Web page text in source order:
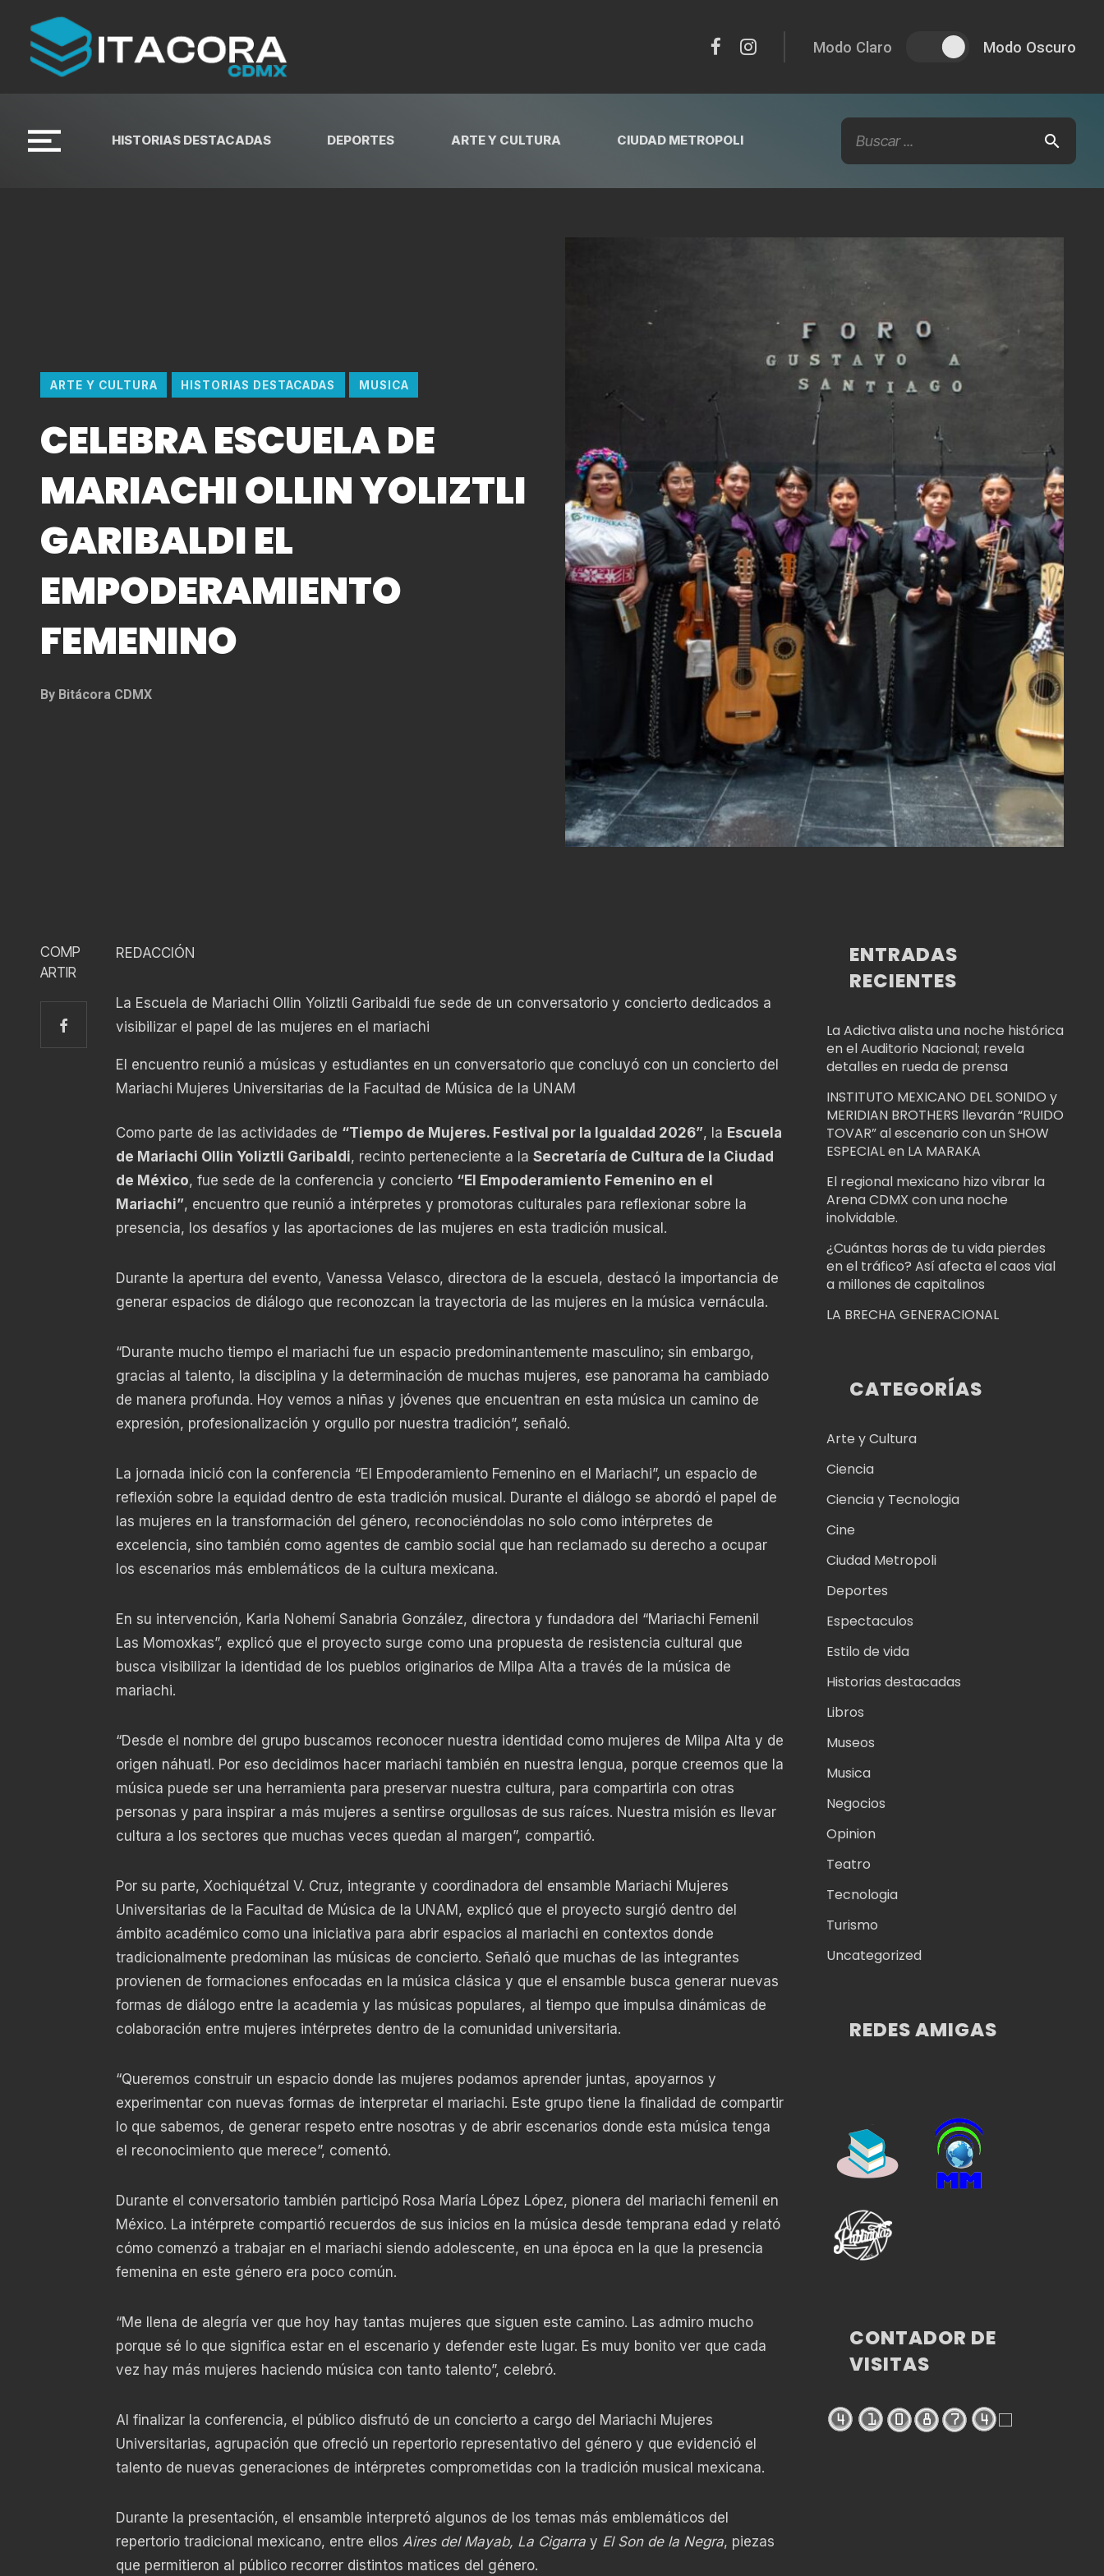
Modo Claro Modo Oscuro
HISTORIAS DESTACADAS DEPORTES ARTE Y CULTURA CIUDAD METROPOLI
ARTE Y CULTURA HISTORIAS DESTACADAS MUSICA
CELEBRA ESCUELA DE
MARIACHI OLLIN YOLIZTLI
GARIBALDI EL
EMPODERAMIENTO
FEMENINO
By Bitácora CDMX
COMP
ARTIR
REDACCIÓN
La Escuela de Mariachi Ollin Yoliztli Garibaldi fue sede de un conversatorio y concierto dedicados a
visibilizar el papel de las mujeres en el mariachi
El encuentro reunió a músicas y estudiantes en un conversatorio que concluyó con un concierto del
Mariachi Mujeres Universitarias de la Facultad de Música de la UNAM
Como parte de las actividades de “Tiempo de Mujeres. Festival por la Igualdad 2026”, la Escuela
de Mariachi Ollin Yoliztli Garibaldi, recinto perteneciente a la Secretaría de Cultura de la Ciudad
de México, fue sede de la conferencia y concierto “El Empoderamiento Femenino en el
Mariachi”, encuentro que reunió a intérpretes y promotoras culturales para reflexionar sobre la
presencia, los desafíos y las aportaciones de las mujeres en esta tradición musical.
Durante la apertura del evento, Vanessa Velasco, directora de la escuela, destacó la importancia de
generar espacios de diálogo que reconozcan la trayectoria de las mujeres en la música vernácula.
“Durante mucho tiempo el mariachi fue un espacio predominantemente masculino; sin embargo,
gracias al talento, la disciplina y la determinación de muchas mujeres, ese panorama ha cambiado
de manera profunda. Hoy vemos a niñas y jóvenes que encuentran en esta música un camino de
expresión, profesionalización y orgullo por nuestra tradición”, señaló.
La jornada inició con la conferencia “El Empoderamiento Femenino en el Mariachi”, un espacio de
reflexión sobre la equidad dentro de esta tradición musical. Durante el diálogo se abordó el papel de
las mujeres en la transformación del género, reconociéndolas no solo como intérpretes de
excelencia, sino también como agentes de cambio social que han reclamado su derecho a ocupar
los escenarios más emblemáticos de la cultura mexicana.
En su intervención, Karla Nohemí Sanabria González, directora y fundadora del “Mariachi Femenil
Las Momoxkas”, explicó que el proyecto surge como una propuesta de resistencia cultural que
busca visibilizar la identidad de los pueblos originarios de Milpa Alta a través de la música de
mariachi.
“Desde el nombre del grupo buscamos reconocer nuestra identidad como mujeres de Milpa Alta y de
origen náhuatl. Por eso decidimos hacer mariachi también en nuestra lengua, porque creemos que la
música puede ser una herramienta para preservar nuestra cultura, para compartirla con otras
personas y para inspirar a más mujeres a sentirse orgullosas de sus raíces. Nuestra misión es llevar
cultura a los sectores que muchas veces quedan al margen”, compartió.
Por su parte, Xochiquétzal V. Cruz, integrante y coordinadora del ensamble Mariachi Mujeres
Universitarias de la Facultad de Música de la UNAM, explicó que el proyecto surgió dentro del
ámbito académico como una iniciativa para abrir espacios al mariachi en contextos donde
tradicionalmente predominan las músicas de concierto. Señaló que muchas de las integrantes
provienen de formaciones enfocadas en la música clásica y que el ensamble busca generar nuevas
formas de diálogo entre la academia y las músicas populares, al tiempo que impulsa dinámicas de
colaboración entre mujeres intérpretes dentro de la comunidad universitaria.
“Queremos construir un espacio donde las mujeres podamos aprender juntas, apoyarnos y
experimentar con nuevas formas de interpretar el mariachi. Este grupo tiene la finalidad de compartir
lo que sabemos, de generar respeto entre nosotras y de abrir escenarios donde esta música tenga
el reconocimiento que merece”, comentó.
Durante el conversatorio también participó Rosa María López López, pionera del mariachi femenil en
México. La intérprete compartió recuerdos de sus inicios en la música desde temprana edad y relató
cómo comenzó a trabajar en el mariachi siendo adolescente, en una época en la que la presencia
femenina en este género era poco común.
“Me llena de alegría ver que hoy hay tantas mujeres que siguen este camino. Las admiro mucho
porque sé lo que significa estar en el escenario y defender este lugar. Es muy bonito ver que cada
vez hay más mujeres haciendo música con tanto talento”, celebró.
Al finalizar la conferencia, el público disfrutó de un concierto a cargo del Mariachi Mujeres
Universitarias, agrupación que ofreció un repertorio representativo del género y que evidenció el
talento de nuevas generaciones de intérpretes comprometidas con la tradición musical mexicana.
Durante la presentación, el ensamble interpretó algunos de los temas más emblemáticos del
repertorio tradicional mexicano, entre ellos Aires del Mayab, La Cigarray El Son de la Negra, piezas
que permitieron al público recorrer distintos matices del género.
ENTRADAS
RECIENTES
La Adictiva alista una noche histórica
en el Auditorio Nacional; revela
detalles en rueda de prensa
INSTITUTO MEXICANO DEL SONIDO y
MERIDIAN BROTHERS llevarán “RUIDO
TOVAR” al escenario con un SHOW
ESPECIAL en LA MARAKA
El regional mexicano hizo vibrar la
Arena CDMX con una noche
inolvidable.
¿Cuántas horas de tu vida pierdes
en el tráfico? Así afecta el caos vial
a millones de capitalinos
LA BRECHA GENERACIONAL
CATEGORÍAS
Arte y Cultura
Ciencia
Ciencia y Tecnologia
Cine
Ciudad Metropoli
Deportes
Espectaculos
Estilo de vida
Historias destacadas
Libros
Museos
Musica
Negocios
Opinion
Teatro
Tecnologia
Turismo
Uncategorized
REDES AMIGAS
CONTADOR DE
VISITAS